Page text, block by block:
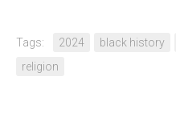
Tags: 2024 black history
religion